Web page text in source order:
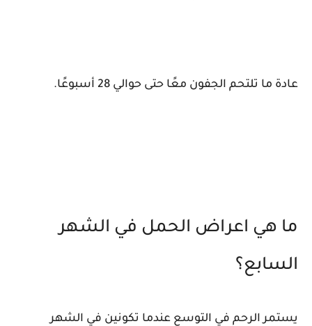
عادة ما تلتحم الجفون معًا حتى حوالي 28 أسبوعًا.
ما هي اعراض الحمل في الشهر
السابع؟
يستمر الرحم في التوسع عندما تكونين في الشهر